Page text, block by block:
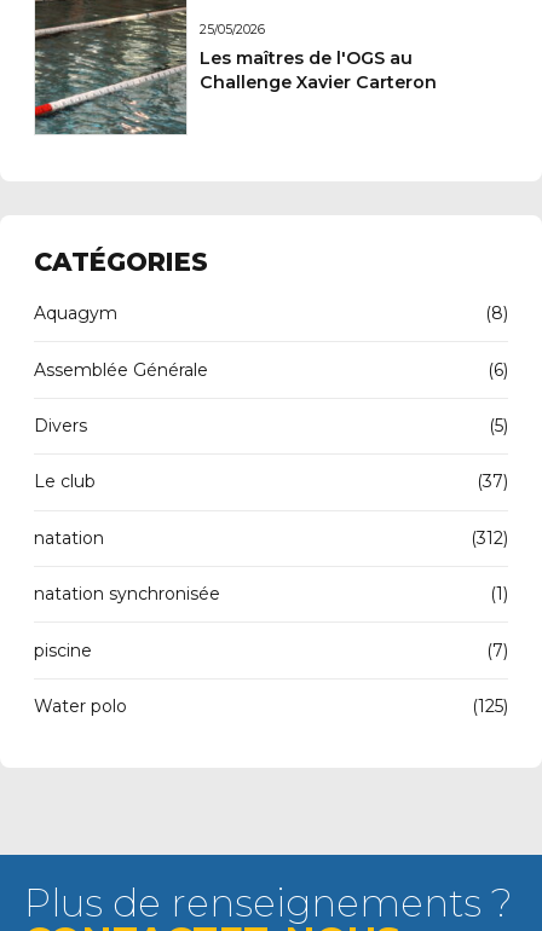
25/05/2026
Les maîtres de l'OGS au
Challenge Xavier Carteron
CATÉGORIES
Aquagym (8)
Assemblée Générale (6)
Divers (5)
Le club (37)
natation (312)
natation synchronisée (1)
piscine (7)
Water polo (125)
Plus de renseignements ?